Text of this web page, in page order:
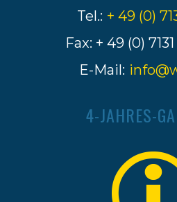
Tel.: + 49 (0)
Fax: + 49 (0)
E-Mail:
4-JAHRES-